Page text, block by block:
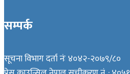
सम्पर्क
सूचना विभाग दर्ता नंः ४०४२-२०७९/८०